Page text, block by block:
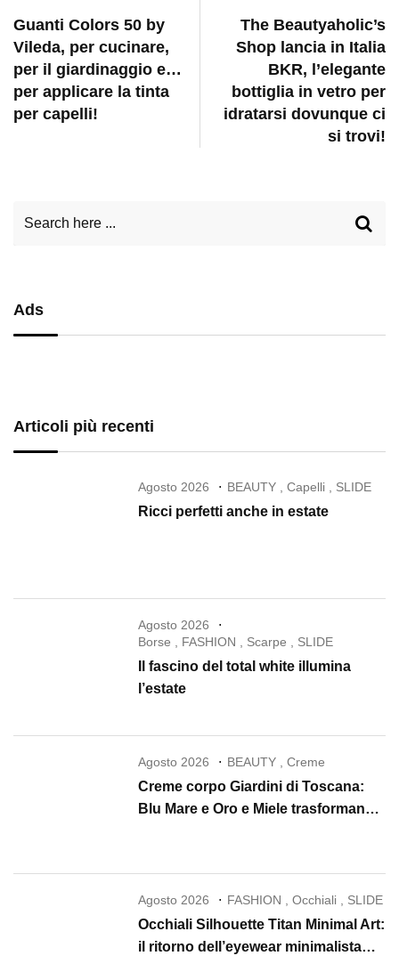
Guanti Colors 50 by
Vileda, per cucinare,
per il giardinaggio e…
per applicare la tinta
per capelli!
The Beautyaholic’s
Shop lancia in Italia
BKR, l’elegante
bottiglia in vetro per
idratarsi dovunque ci
si trovi!
Ads
Articoli più recenti
Agosto 2026 BEAUTY ,Capelli SLIDE
Ricci perfetti anche in estate
Agosto 2026
Borse
FASHION Scarpe SLIDE
Il fascino del total white illumina
l’estate
Agosto 2026 BEAUTY ,Creme
Creme corpo Giardini di Toscana:
Blu Mare e Oro e Miele trasformano
Agosto 2026 FASHION ,Occhiali SLIDE
Occhiali Silhouette Titan Minimal Art:
il ritorno dell’eyewear minimalista